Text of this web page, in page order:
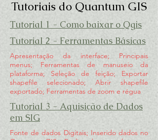
Tutoriais do Quantum GIS
Tutorial 1 - Como baixar o Qgis
Tutorial 2 - Ferramentas Básicas
Apresentação da interface; Principais
menus; Ferramentas de manuseio da
plataforma; Seleção de feição; Exportar
shapefile selecionado; Abrir shapefile
exportado; Ferramentas de zoom e régua
Tutorial 3 - Aquisição de Dados
em SIG
Fonte de dados Digitais; Inserido dados no